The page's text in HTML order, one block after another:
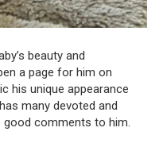
beauty and
a page for him on
his unique appearance
many devoted and
comments to him.